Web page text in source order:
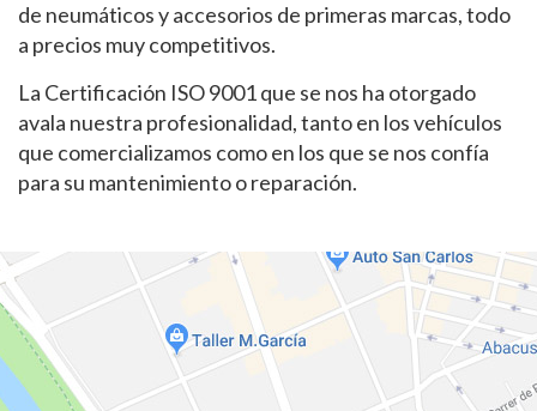
de neumáticos y accesorios de primeras marcas, todo
a precios muy competitivos.
La Certificación ISO 9001 que se nos ha otorgado
avala nuestra profesionalidad, tanto en los vehículos
que comercializamos como en los que se nos confía
para su mantenimiento o reparación.